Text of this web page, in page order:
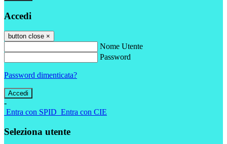
Accedi
button close ×
Nome Utente
Password
Password dimenticata?
-
Entra con SPID Entra con CIE
Seleziona utente